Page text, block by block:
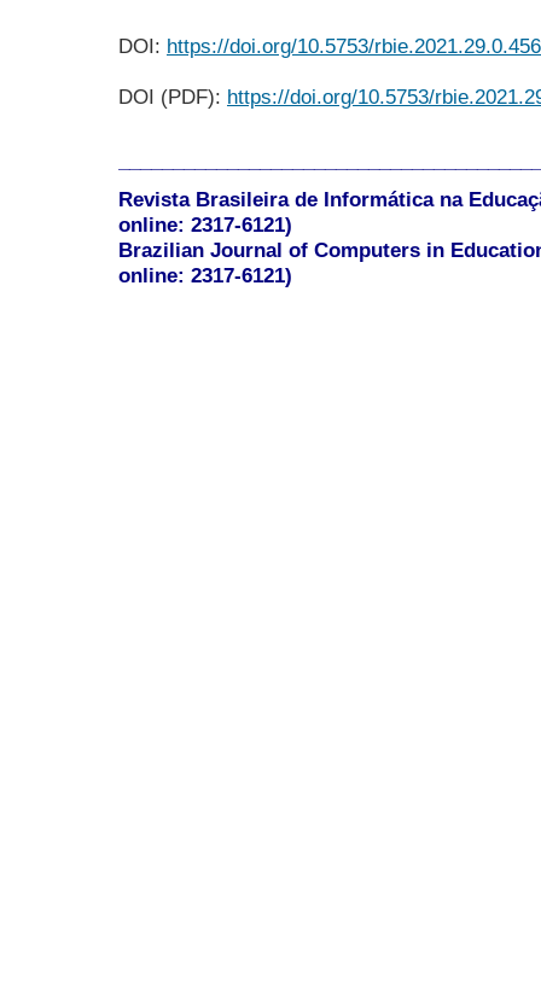
DOI: https://doi.org/10.5753/rbie.2021.29.0.456
DOI (PDF): https://doi.org/10.5753/
Revista Brasileira de Informática na
online: 2317-6121)
Brazilian Journal of Computers in
online: 2317-6121)